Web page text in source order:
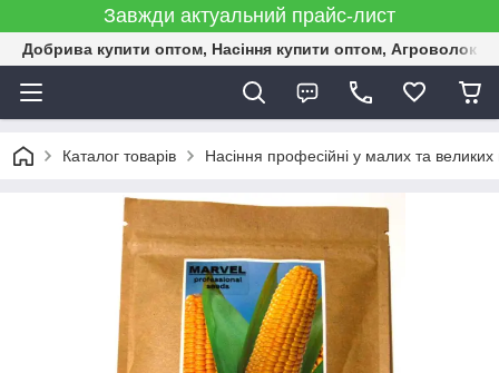
Завжди актуальний прайс-лист
Добрива купити оптом, Насіння купити оптом,
Каталог товарів Насіння професійні у малих та великих